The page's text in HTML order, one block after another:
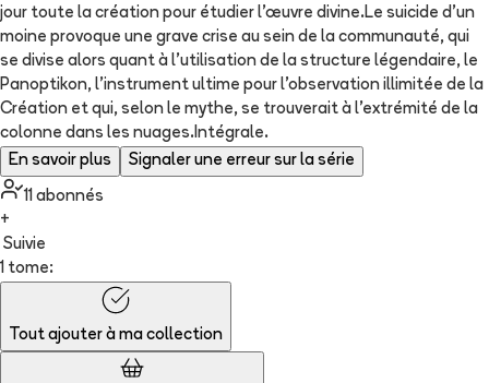
jour toute la création pour étudier l’œuvre divine.Le suicide d’un
moine provoque une grave crise au sein de la communauté, qui
se divise alors quant à l’utilisation de la structure légendaire, le
Panoptikon, l’instrument ultime pour l’observation illimitée de la
Création et qui, selon le mythe, se trouverait à l’extrémité de la
colonne dans les nuages.Intégrale.
En savoir plus
Signaler une erreur sur la série
11 abonnés
+
Suivie
1 tome:
Tout ajouter à ma collection